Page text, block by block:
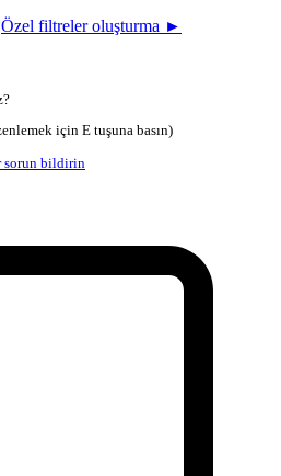
Özel filtreler oluşturma ►